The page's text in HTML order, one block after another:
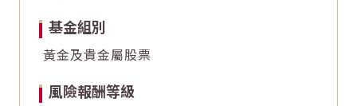
基金組別
黃金及貴金屬股票
風險報酬等級